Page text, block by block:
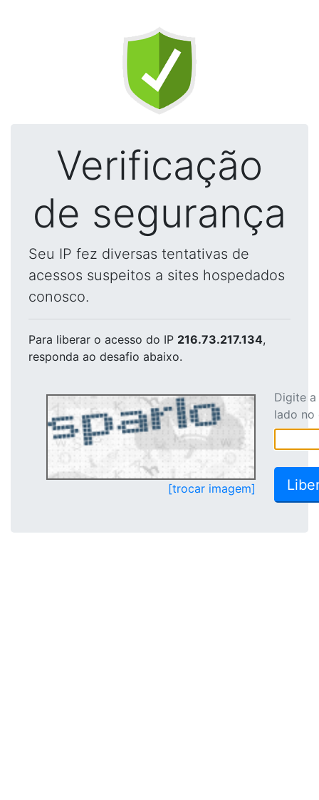
Verificação
de segurança
Seu IP fez diversas tentativas de
acessos suspeitos a sites hospedados
conosco.
Para liberar o acesso do IP 216.73.217.134,
responda ao desafio abaixo.
[trocar imagem]
Digite
lado no